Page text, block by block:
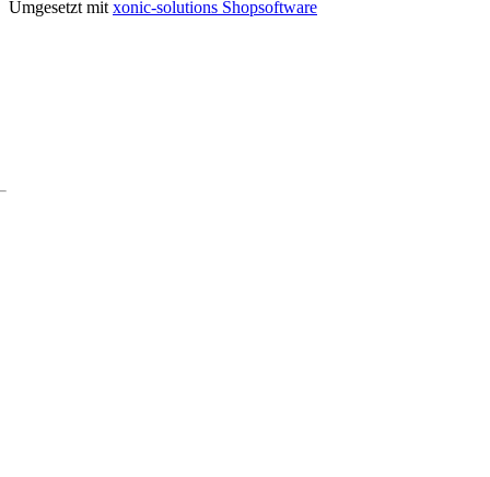
Umgesetzt mit xonic-solutions Shopsoftware